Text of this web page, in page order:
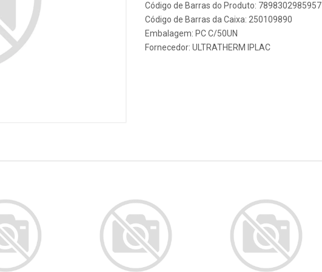
Código de Barras do Produto: 7898302985957
Código de Barras da Caixa: 250109890
Embalagem: PC C/50UN
Fornecedor: ULTRATHERM IPLAC